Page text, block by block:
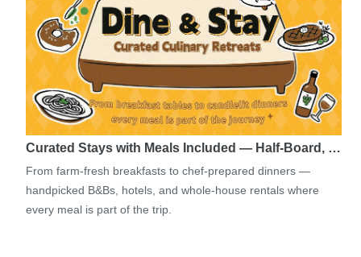
Curated Stays with Meals Included — Half-Board, …
From farm-fresh breakfasts to chef-prepared dinners —
handpicked B&Bs, hotels, and whole-house rentals where
every meal is part of the trip.